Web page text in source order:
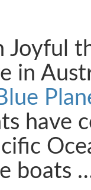
Joyful
in
have
boats